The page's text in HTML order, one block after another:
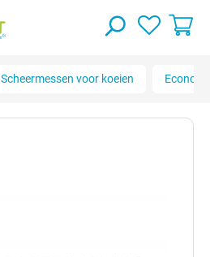
Scheermessen voor koeien Econom